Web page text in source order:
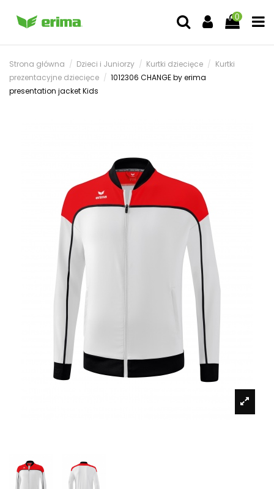
0
Strona główna Dzieci i Juniorzy Kurtki dziecięce
Kurtki
prezentacyjne dziecięce
1012306 CHANGE by erima
presentation jacket Kids